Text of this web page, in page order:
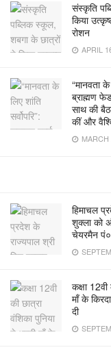
संस्कृति
किया
रोशन
APRIL
“मानवता के
ब्राह्मण
साथ की
कीं और
हिमाचल
शुक्ला को
चेयरमैन पं०
कक्षा
माँ के
दी